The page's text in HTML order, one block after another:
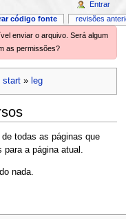
enviar o arquivo. Será algum
as permissões?
start» leg
todas as páginas que
para a página atual.
nada.
código fonte revisões
Entrar